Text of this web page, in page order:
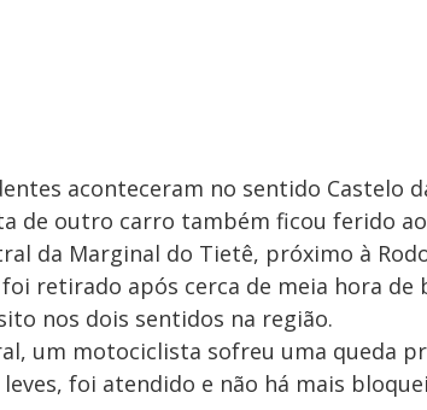
aconteceram no sentido Castelo
de outro carro também ficou ferido
da Marginal do Tietê, próximo à
retirado após cerca de meia hora de
nos dois sentidos na região.
um motociclista sofreu uma queda
foi atendido e não há mais